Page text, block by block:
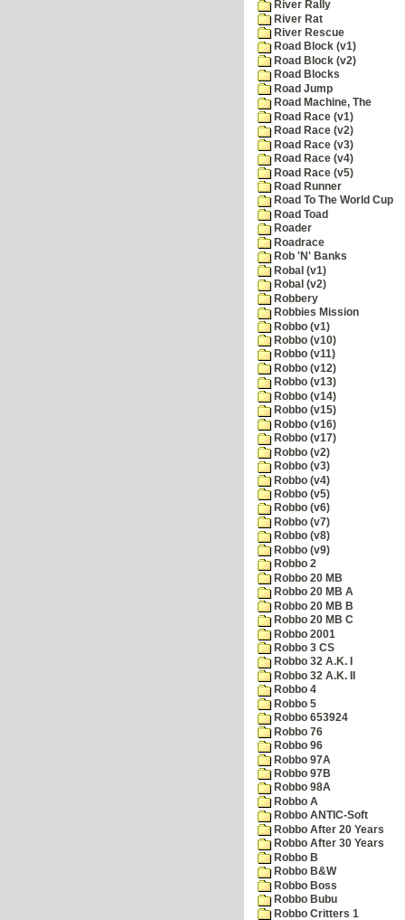
River Rally
River Rat
River Rescue
Road Block (v1)
Road Block (v2)
Road Blocks
Road Jump
Road Machine, The
Road Race (v1)
Road Race (v2)
Road Race (v3)
Road Race (v4)
Road Race (v5)
Road Runner
Road To The World Cup
Road Toad
Roader
Roadrace
Rob 'N' Banks
Robal (v1)
Robal (v2)
Robbery
Robbies Mission
Robbo (v1)
Robbo (v10)
Robbo (v11)
Robbo (v12)
Robbo (v13)
Robbo (v14)
Robbo (v15)
Robbo (v16)
Robbo (v17)
Robbo (v2)
Robbo (v3)
Robbo (v4)
Robbo (v5)
Robbo (v6)
Robbo (v7)
Robbo (v8)
Robbo (v9)
Robbo 2
Robbo 20 MB
Robbo 20 MB A
Robbo 20 MB B
Robbo 20 MB C
Robbo 2001
Robbo 3 CS
Robbo 32 A.K. I
Robbo 32 A.K. II
Robbo 4
Robbo 5
Robbo 653924
Robbo 76
Robbo 96
Robbo 97A
Robbo 97B
Robbo 98A
Robbo A
Robbo ANTIC-Soft
Robbo After 20 Years
Robbo After 30 Years
Robbo B
Robbo B&W
Robbo Boss
Robbo Bubu
Robbo Critters 1